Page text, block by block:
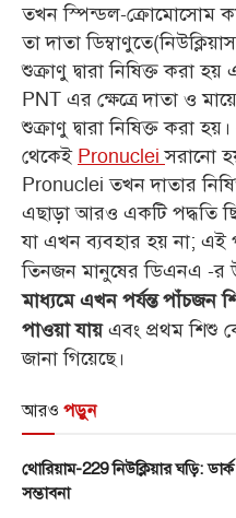
তখন স্পিন্ডল-ক্রোমোসোম
তা দাতা
শুক্রাণু দ্বারা নিষিক্ত করা
PNT এর ক্ষেত্রে দাতা ও
শুক্রাণু দ্বারা নিষিক্ত করা
থেকেই Pronuclei সরানো
Pronuclei তখন দাতার
এছাড়া আরও একটি পদ্ধতি
যা এখন ব্যবহার হয় না; এই
তিনজন মানুষের ডিএনএ -র
মাধ্যমে এখন পর্যন্ত পাঁচজন
পাওয়া যায়এবং প্রথম শিশু
জানা গিয়েছে।
আরও পড়ুন
থোরিয়াম-229 নিউক্লিয়ার ঘড়ি:
সম্ভাবনা